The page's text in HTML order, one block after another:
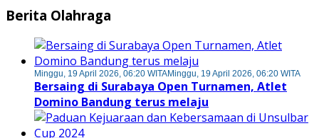
Berita Olahraga
Minggu, 19 April 2026, 06:20 WITAMinggu, 19 April 2026, 06:20 WITA
Bersaing di Surabaya Open Turnamen, Atlet
Domino Bandung terus melaju